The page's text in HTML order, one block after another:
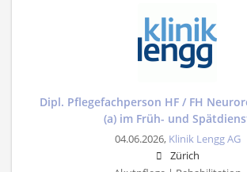
Dipl. Pflegefachperson HF / FH
(a) im Früh- und
04.06.2026, Klinik Lengg AG
Zürich